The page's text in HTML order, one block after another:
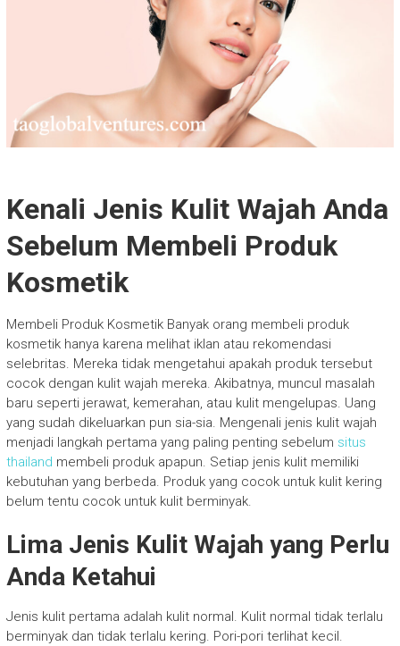
Kenali Jenis Kulit Wajah Anda
Sebelum Membeli Produk
Kosmetik
Membeli Produk Kosmetik Banyak orang membeli produk
kosmetik hanya karena melihat iklan atau rekomendasi
selebritas. Mereka tidak mengetahui apakah produk tersebut
cocok dengan kulit wajah mereka. Akibatnya, muncul masalah
baru seperti jerawat, kemerahan, atau kulit mengelupas. Uang
yang sudah dikeluarkan pun sia-sia. Mengenali jenis kulit wajah
menjadi langkah pertama yang paling penting sebelum situs
thailand membeli produk apapun. Setiap jenis kulit memiliki
kebutuhan yang berbeda. Produk yang cocok untuk kulit kering
belum tentu cocok untuk kulit berminyak.
Lima Jenis Kulit Wajah yang Perlu
Anda Ketahui
Jenis kulit pertama adalah kulit normal. Kulit normal tidak terlalu
berminyak dan tidak terlalu kering. Pori-pori terlihat kecil.